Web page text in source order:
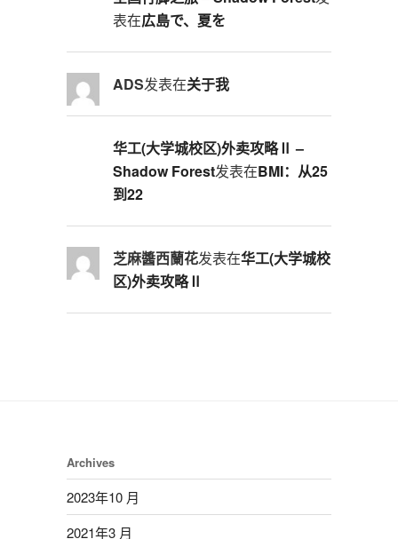
表在広島で、夏を
ADS发表在关于我
华工(大学城校区)外卖攻略Ⅱ –
Shadow Forest发表在BMI：从25
到22
芝麻醬西蘭花发表在华工(大学城校
区)外卖攻略Ⅱ
Archives
2023年10 月
2021年3 月